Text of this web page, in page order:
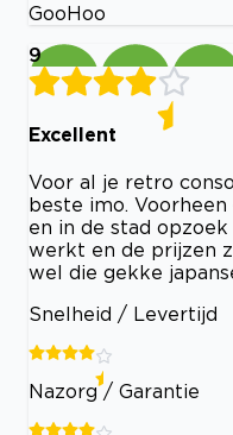
GooHoo
9
Excellent
Voor al je retro
beste imo.
en in de stad
werkt en de prijzen
wel die gekke
Snelheid / Levertijd
Nazorg / Garantie